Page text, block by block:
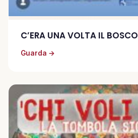
C’ERA UNA VOLTA IL BOSCO
Guarda →